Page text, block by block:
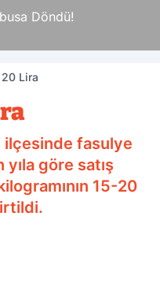
Döndü!
Lira
ilçesinde fasulye
göre satış
15-20